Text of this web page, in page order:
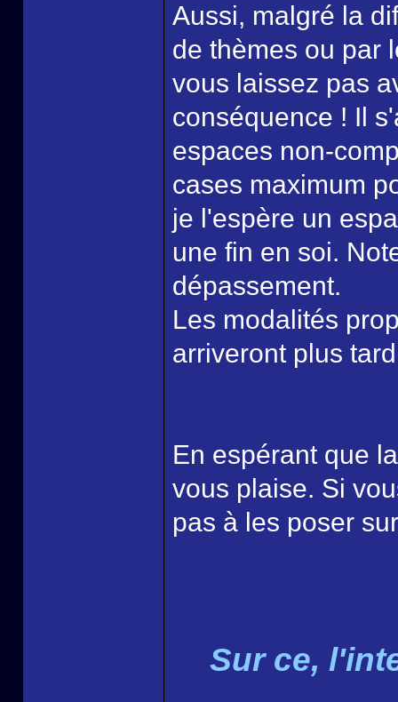
Aussi, malgré la
de thèmes ou par
vous laissez pas
conséquence ! Il
espaces non-
cases maximum
je l'espère un
une fin en soi.
dépassement.
Les modalités
arriveront plus
En espérant que
vous plaise. Si
pas à les poser
Sur ce,